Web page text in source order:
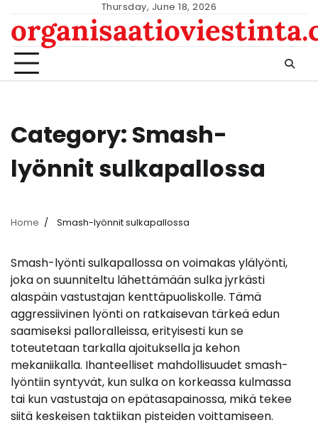
content
Thursday, June 18, 2026
Category: Smash-
lyönnit sulkapallossa
Home Smash-lyönnit sulkapallossa
Smash-lyönti sulkapallossa on voimakas ylälyönti,
joka on suunniteltu lähettämään sulka jyrkästi
alaspäin vastustajan kenttäpuoliskolle. Tämä
aggressiivinen lyönti on ratkaisevan tärkeä edun
saamiseksi palloralleissa, erityisesti kun se
toteutetaan tarkalla ajoituksella ja kehon
mekaniikalla. Ihanteelliset mahdollisuudet smash-
lyöntiin syntyvät, kun sulka on korkeassa kulmassa
tai kun vastustaja on epätasapainossa, mikä tekee
siitä keskeisen taktiikan pisteiden voittamiseen.